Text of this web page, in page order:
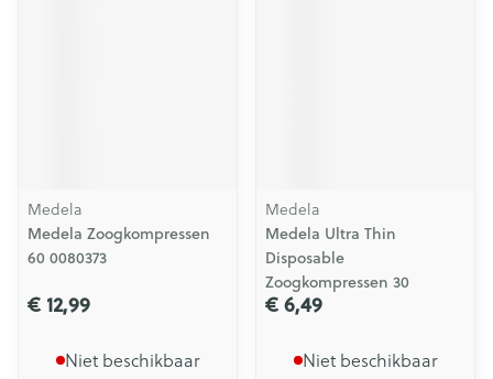
Medela
Medela Zoogkompressen
60 0080373
€ 12,99
Niet beschikbaar
Medela
Medela Ultra Thin
Disposable
Zoogkompressen 30
€ 6,49
Niet beschikbaar